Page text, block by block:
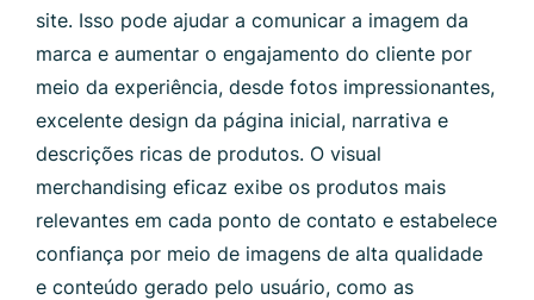
site. Isso pode ajudar a comunicar a imagem da
marca e aumentar o engajamento do cliente por
meio da experiência, desde fotos impressionantes,
excelente design da página inicial, narrativa e
descrições ricas de produtos. O visual
merchandising eficaz exibe os produtos mais
relevantes em cada ponto de contato e estabelece
confiança por meio de imagens de alta qualidade
e conteúdo gerado pelo usuário, como as